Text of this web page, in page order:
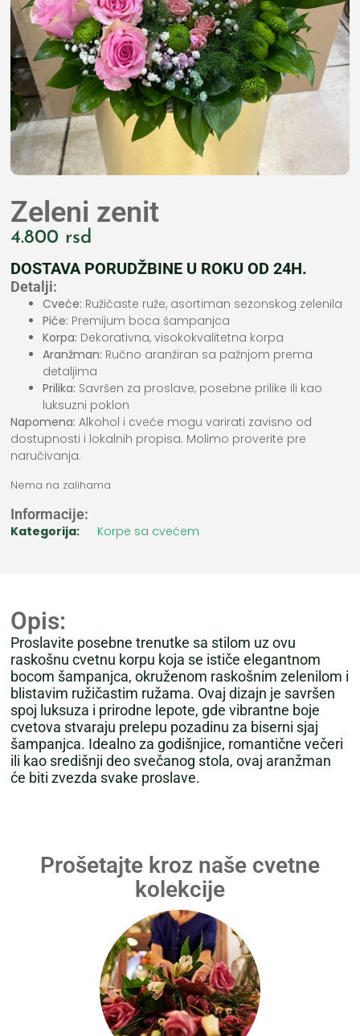
Zeleni zenit
4.800 rsd
DOSTAVA PORUDŽBINE U ROKU OD 24H.
Detalji:
Cveće: Ružičaste ruže, asortiman sezonskog zelenila
Piće: Premijum boca šampanjca
Korpa: Dekorativna, visokokvalitetna korpa
Aranžman: Ručno aranžiran sa pažnjom prema
detaljima
Prilika: Savršen za proslave, posebne prilike ili kao
luksuzni poklon
Napomena: Alkohol i cveće mogu varirati zavisno od
dostupnosti i lokalnih propisa. Molimo proverite pre
naručivanja.
Nema na zalihama
Informacije:
Kategorija: Korpe sa cvećem
Opis:
Proslavite posebne trenutke sa stilom uz ovu
raskošnu cvetnu korpu koja se ističe elegantnom
bocom šampanjca, okruženom raskošnim zelenilom i
blistavim ružičastim ružama. Ovaj dizajn je savršen
spoj luksuza i prirodne lepote, gde vibrantne boje
cvetova stvaraju prelepu pozadinu za biserni sjaj
šampanjca. Idealno za godišnjice, romantične večeri
ili kao središnji deo svečanog stola, ovaj aranžman
će biti zvezda svake proslave.
Prošetajte kroz naše cvetne
kolekcije